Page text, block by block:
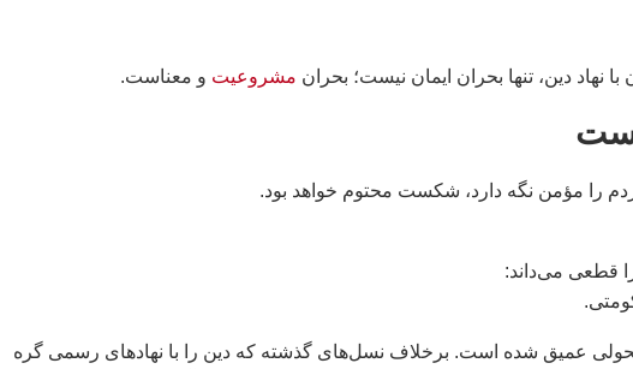
نهاد دین، تنها بحران ایمان نیست؛ بحران مشروعیت و معناست.
را مؤمن نگه دارد، شکست محتوم خواهد بود.
قطعی می‌داند:
تحولی عمیق شده است. برخلاف نسل‌های گذشته که دین را با نهادهای رسمی گره